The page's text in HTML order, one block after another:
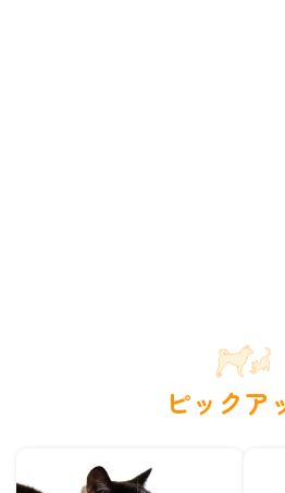
ピックア